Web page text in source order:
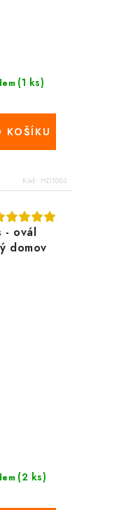
(1 ks)
KOŠÍKU
Kód: HDT003
- ovál
domov
(2 ks)